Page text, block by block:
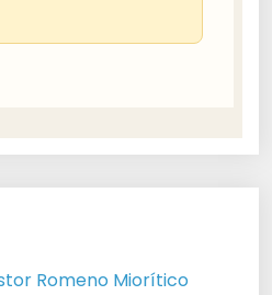
Romeno Miorítico